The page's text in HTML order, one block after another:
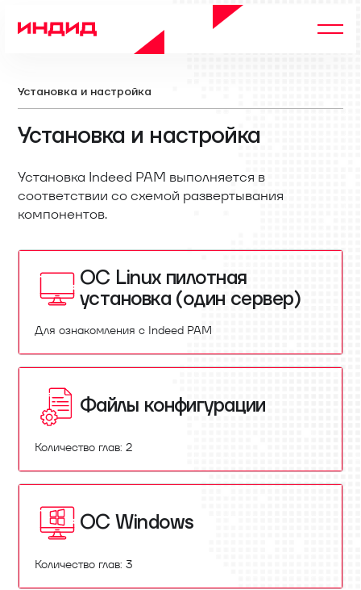
Установка и настройка
Установка и настройка
Установка Indeed PAM выполняется в
соответствии со схемой развертывания
компонентов.
OC Linux пилотная
установка (один сервер)
Для ознакомления с Indeed PAM
Файлы конфигурации
Количество глав: 2
ОС Windows
Количество глав: 3